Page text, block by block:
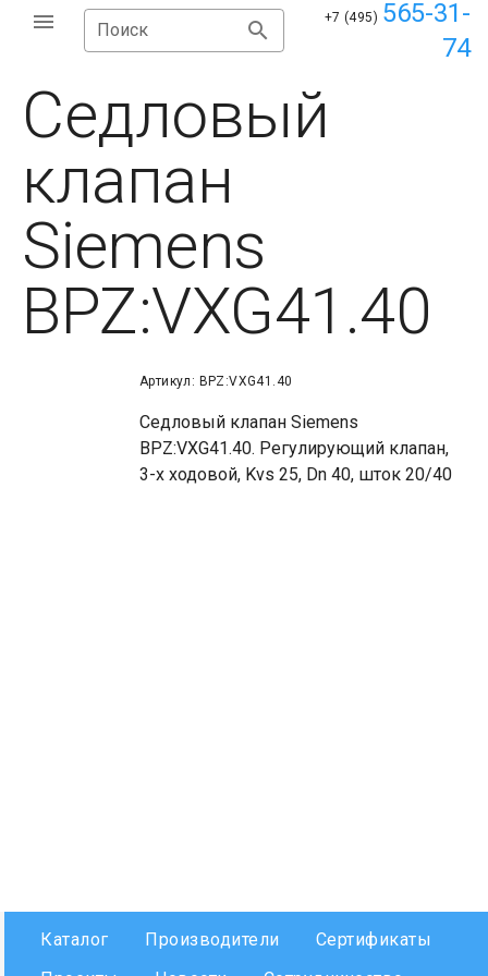
Поиск
+7 (495) 565-31-
74
Седловый
клапан
Siemens
BPZ:VXG41.40
Артикул: BPZ:VXG41.40
Седловый клапан Siemens
BPZ:VXG41.40. Регулирующий клапан,
3-х ходовой, Kvs 25, Dn 40, шток 20/40
Каталог Производители
Сертификаты